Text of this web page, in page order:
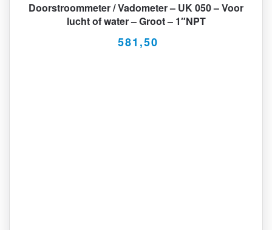
Doorstroommeter / Vadometer – UK 050 – Voor
lucht of water – Groot – 1″NPT
581,50